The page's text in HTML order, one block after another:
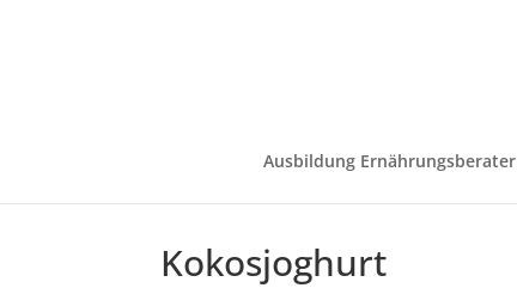
Ausbildung Ernährungsberater
Kokosjoghurt